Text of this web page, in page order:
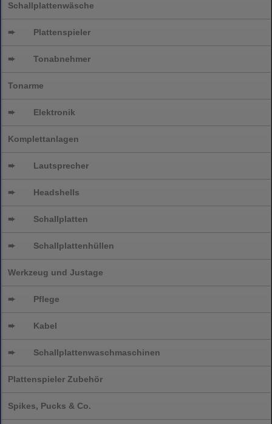
Schallplattenwäsche
➨ Plattenspieler
➨ Tonabnehmer
Tonarme
➨ Elektronik
Komplettanlagen
➨ Lautsprecher
➨ Headshells
➨ Schallplatten
➨ Schallplattenhüllen
Werkzeug und Justage
➨ Pflege
➨ Kabel
➨ Schallplattenwaschmaschinen
Plattenspieler Zubehör
Spikes, Pucks & Co.